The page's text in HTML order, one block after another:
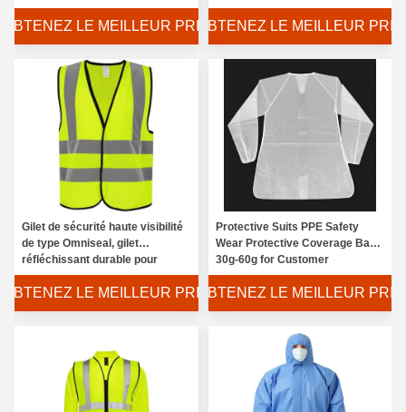
répondre aux normes OSHA
ANSI AS NZS Fabriqués à partir
de tissu résistant
OBTENEZ LE MEILLEUR PRIX
maximaux dans des
environnements dangereux
OBTENEZ LE MEILLEUR PRIX
Gilet de sécurité haute visibilité
de type Omniseal, gilet
réfléchissant durable pour
entrepôt, construction, bord de
route et sécurité routière
OBTENEZ LE MEILLEUR PRIX
Protective Suits PPE Safety
Wear Protective Coverage Back
30g-60g for Customer
Requirements
OBTENEZ LE MEILLEUR PRIX